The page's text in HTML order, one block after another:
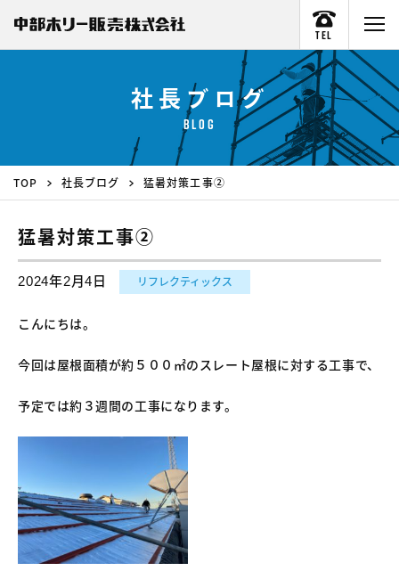
TEL
社長ブログ
BLOG
TOP 社長ブログ 猛暑対策工事②
猛暑対策工事②
2024年2月4日 リフレクティックス
こんにちは。
今回は屋根面積が約５００㎡のスレート屋根に対する工事で、
予定では約３週間の工事になります。